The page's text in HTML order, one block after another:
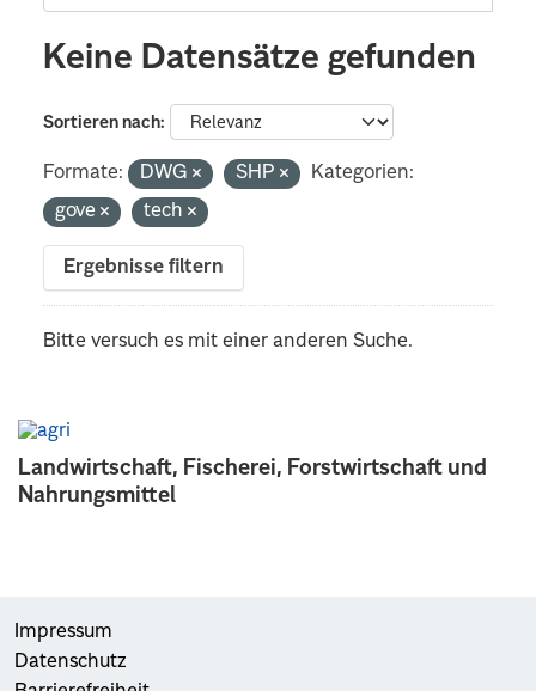
Landwirtschaft, Fischerei, Forstwirtschaft und
Nahrungsmittel
Keine Datensätze gefunden
Sortieren nach
Formate: DWG SHP
Kategorien:
gove
tech
Ergebnisse filtern
Bitte versuch es mit einer anderen Suche.
Impressum
Datenschutz